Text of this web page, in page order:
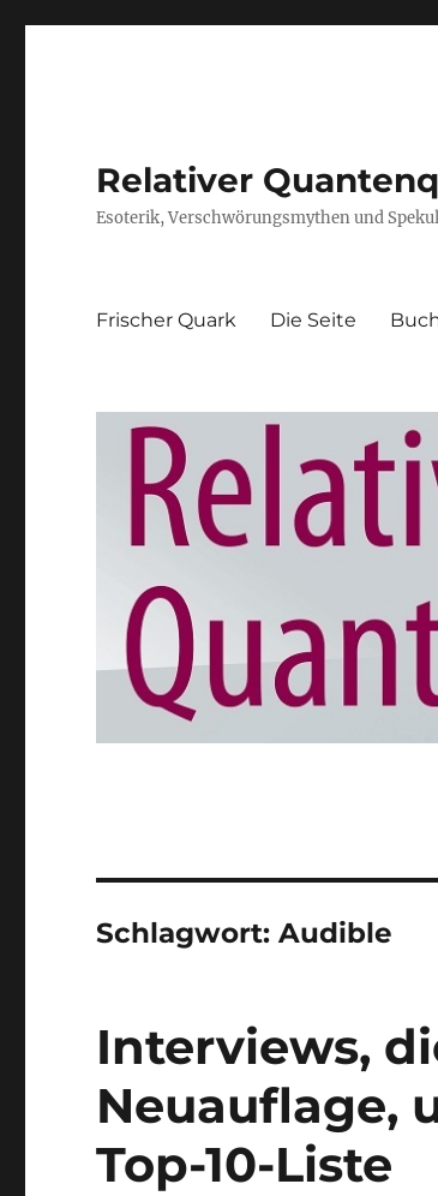
Relativer
Esoterik, Verschwörungsmythen und
Frischer Quark Die Seite
Schlagwort:Audible
Interviews,
Neuauflage,
Top-10-Liste